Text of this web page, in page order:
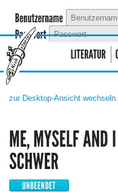
zur Desktop-Ansicht wechseln.